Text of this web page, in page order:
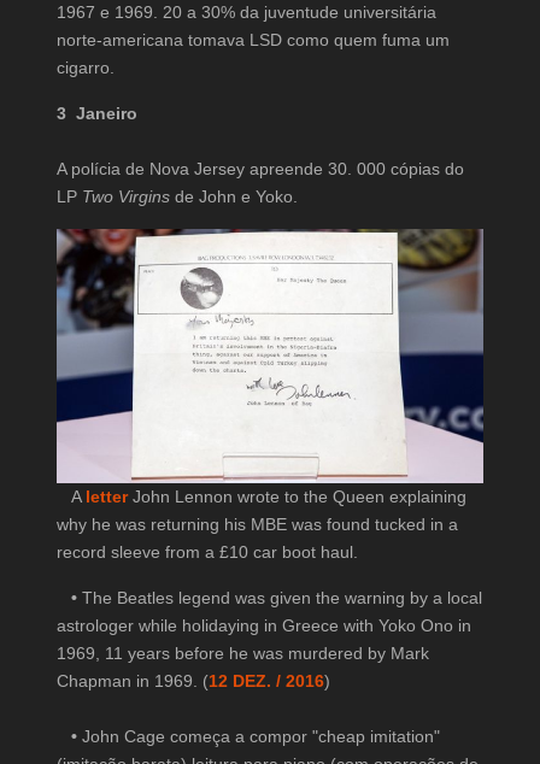
1967 e 1969. 20 a 30% da juventude universitária
norte-americana tomava LSD como quem fuma um
cigarro.
3 Janeiro
A polícia de Nova Jersey apreende 30. 000 cópias do
LP Two Virginsde John e Yoko.
A letterJohn Lennon wrote to the Queen explaining
why he was returning his MBE was found tucked in a
record sleeve from a £10 car boot haul.
• The Beatles legend was given the warning by a local
astrologer while holidaying in Greece with Yoko Ono in
1969, 11 years before he was murdered by Mark
Chapman in 1969. (12 DEZ. / 2016)
• John Cage começa a compor "cheap imitation"